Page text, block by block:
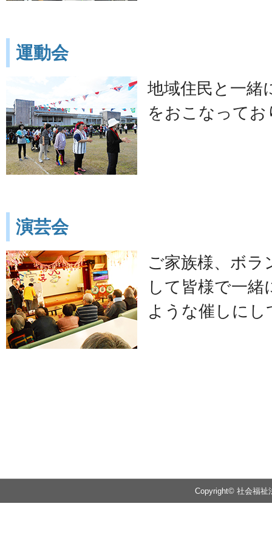
運動会
地域住民と一緒
をおこなってお
演芸会
ご家族様、ボ
して皆様で一
ような催しに
Copyright© 社会福祉